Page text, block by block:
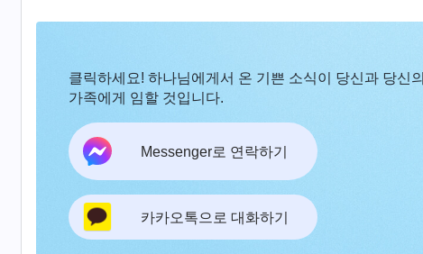
클릭하세요! 하나님에게서 온 기쁜 소식이 당신과 당신의
가족에게 임할 것입니다.
Messenger로 연락하기
카카오톡으로 대화하기